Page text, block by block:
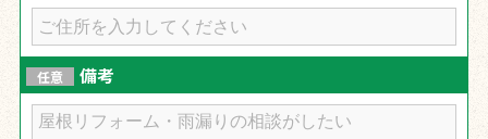
任意 備考